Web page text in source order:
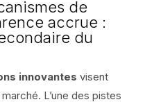
de
accrue :
du
innovantes visent
L’une des pistes